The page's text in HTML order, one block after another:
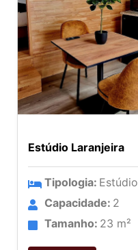
Estúdio Laranjeira
Tipologia: Estúdio
Capacidade: 2
Tamanho: 23 m²